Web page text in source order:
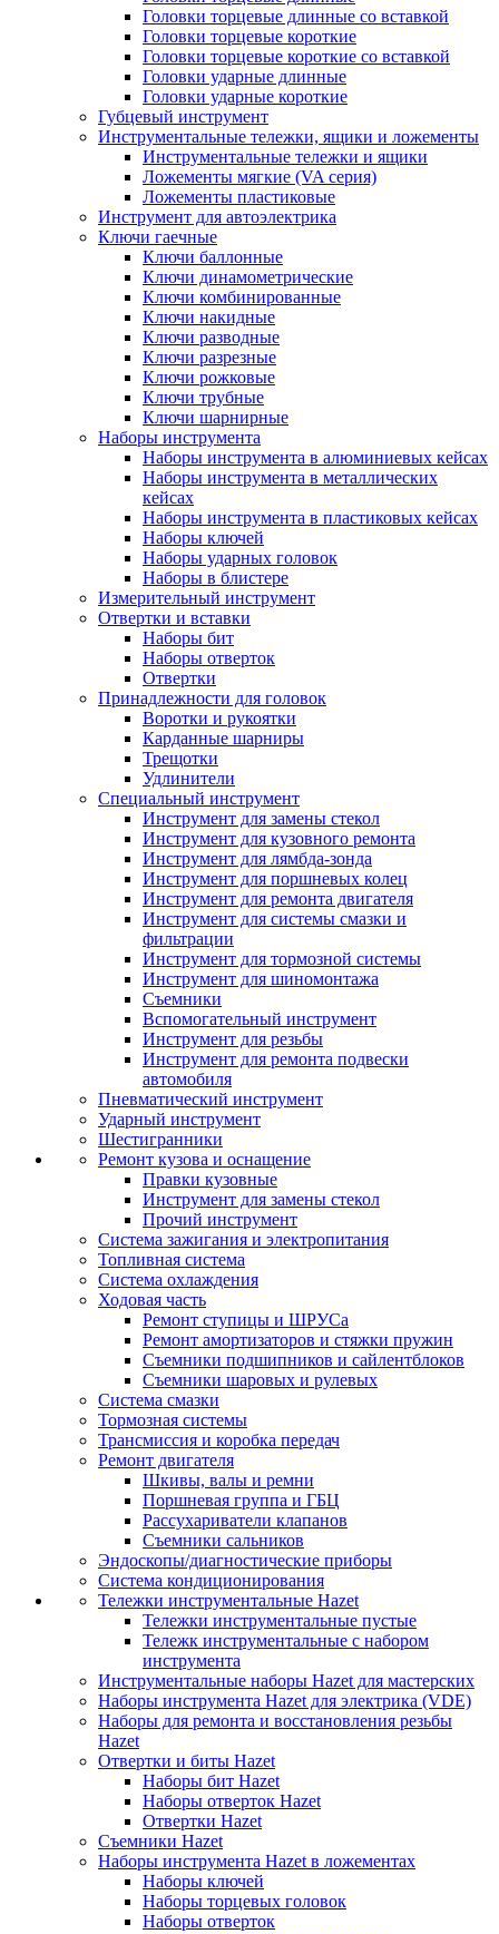
Головки торцевые длинные со вставкой
Головки торцевые короткие
Головки торцевые короткие со вставкой
Головки ударные длинные
Головки ударные короткие
Губцевый инструмент
Инструментальные тележки, ящики и ложементы
Инструментальные тележки и ящики
Ложементы мягкие (VA серия)
Ложементы пластиковые
Инструмент для автоэлектрика
Ключи гаечные
Ключи баллонные
Ключи динамометрические
Ключи комбинированные
Ключи накидные
Ключи разводные
Ключи разрезные
Ключи рожковые
Ключи трубные
Ключи шарнирные
Наборы инструмента
Наборы инструмента в алюминиевых кейсах
Наборы инструмента в металлических
кейсах
Наборы инструмента в пластиковых кейсах
Наборы ключей
Наборы ударных головок
Наборы в блистере
Измерительный инструмент
Отвертки и вставки
Наборы бит
Наборы отверток
Отвертки
Принадлежности для головок
Воротки и рукоятки
Карданные шарниры
Трещотки
Удлинители
Специальный инструмент
Инструмент для замены стекол
Инструмент для кузовного ремонта
Инструмент для лямбда-зонда
Инструмент для поршневых колец
Инструмент для ремонта двигателя
Инструмент для системы смазки и
фильтрации
Инструмент для тормозной системы
Инструмент для шиномонтажа
Съемники
Вспомогательный инструмент
Инструмент для резьбы
Инструмент для ремонта подвески
автомобиля
Пневматический инструмент
Ударный инструмент
Шестигранники
Ремонт кузова и оснащение
Правки кузовные
Инструмент для замены стекол
Прочий инструмент
Система зажигания и электропитания
Топливная система
Система охлаждения
Ходовая часть
Ремонт ступицы и ШРУСа
Ремонт амортизаторов и стяжки пружин
Съемники подшипников и сайлентблоков
Съемники шаровых и рулевых
Система смазки
Тормозная системы
Трансмиссия и коробка передач
Ремонт двигателя
Шкивы, валы и ремни
Поршневая группа и ГБЦ
Рассухариватели клапанов
Съемники сальников
Эндоскопы/диагностические приборы
Система кондиционирования
Тележки инструментальные Hazet
Тележки инструментальные пустые
Тележк инструментальные с набором
инструмента
Инструментальные наборы Hazet для мастерских
Наборы инструмента Hazet для электрика (VDE)
Наборы для ремонта и восстановления резьбы
Hazet
Отвертки и биты Hazet
Наборы бит Hazet
Наборы отверток Hazet
Отвертки Hazet
Съемники Hazet
Наборы инструмента Hazet в ложементах
Наборы ключей
Наборы торцевых головок
Наборы отверток